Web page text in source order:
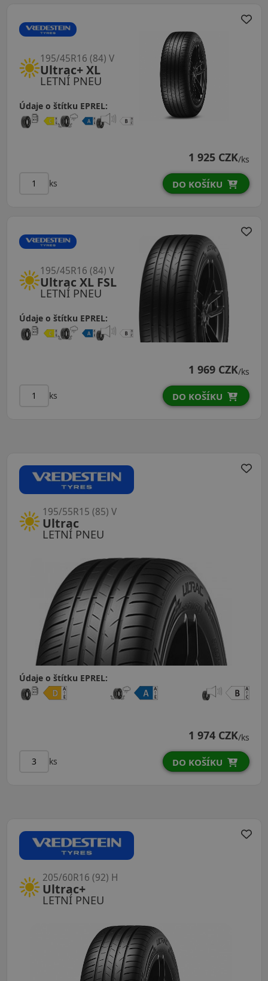
LETNÍ PNEU
Ultrac+ XL
195/45R16 (84) V
Údaje o štítku EPREL:
1 925 CZK/ks
ks DO KOŠÍKU
LETNÍ PNEU
Ultrac XL FSL
195/45R16 (84) V
Údaje o štítku EPREL:
1 969 CZK/ks
ks DO KOŠÍKU
LETNÍ PNEU
Ultrac
195/55R15 (85) V
Údaje o štítku EPREL:
1 974 CZK/ks
ks DO KOŠÍKU
LETNÍ PNEU
Ultrac+
205/60R16 (92) H